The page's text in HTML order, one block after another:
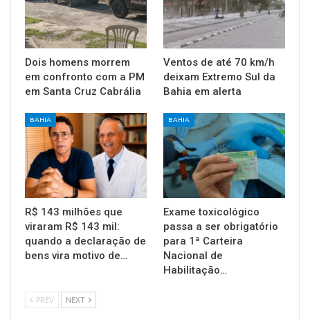
Dois homens morrem
em confronto com a PM
em Santa Cruz Cabrália
Ventos de até 70 km/h
deixam Extremo Sul da
Bahia em alerta
BAHIA
R$ 143 milhões que
viraram R$ 143 mil:
quando a declaração de
bens vira motivo de…
BAHIA
Exame toxicológico
passa a ser obrigatório
para 1ª Carteira
Nacional de
Habilitação…
PREV NEXT